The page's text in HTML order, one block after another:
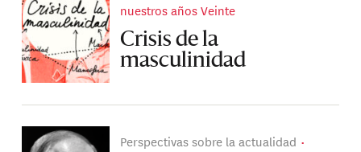
nuestros años Veinte
Crisis de la
masculinidad
Perspectivas sobre la actualidad